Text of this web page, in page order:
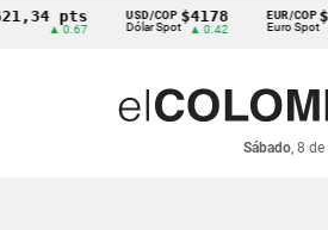
pts USD/COP
Dólar Spot
$4178
▲ 0.42
EUR/COP
Euro Spot
$3639
—
Sábado, 8